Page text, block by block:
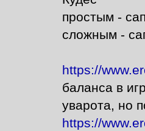
простым -
сложным -
https://
баланса в
уварота, но
https://